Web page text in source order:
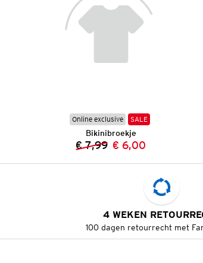
Online exclusive SALE
Bikinibroekje
Vorige prijs:
€ 7,99 Nieuwe prijs:
€ 6,00
4 WEKEN
100 dagen retourrecht met